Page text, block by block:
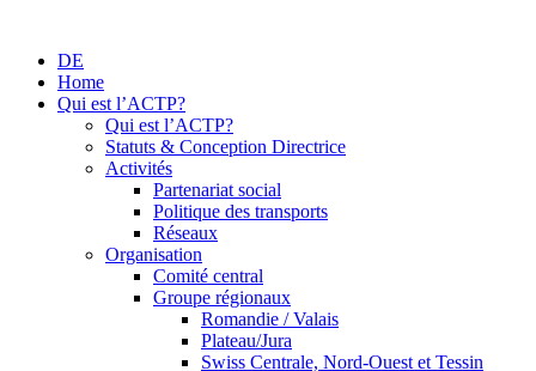
DE
Home
Qui est l’ACTP?
Qui est l’ACTP?
Statuts & Conception Directrice
Activités
Partenariat social
Politique des transports
Réseaux
Organisation
Comité central
Groupe régionaux
Romandie / Valais
Plateau/Jura
Swiss Centrale, Nord-Ouest et Tessin